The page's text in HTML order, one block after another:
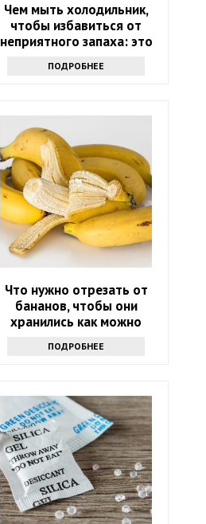
Чем мыть холодильник,
чтобы избавиться от
неприятного запаха: это
ПОДРОБНЕЕ
Что нужно отрезать от
бананов, чтобы они
хранились как можно
маленькая хитрость
ПОДРОБНЕЕ